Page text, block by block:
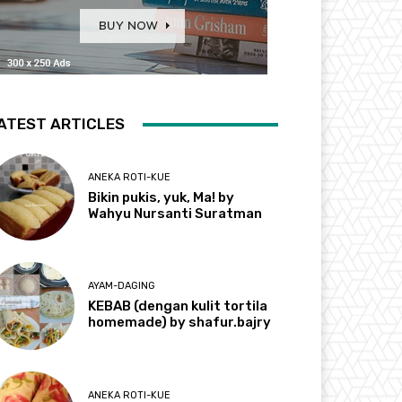
ARTICLES
ANEKA ROTI-KUE
Bikin pukis, yuk, Ma! by
Wahyu Nursanti Suratman
AYAM-DAGING
KEBAB (dengan kulit tortila
homemade) by shafur.bajry
ANEKA ROTI-KUE